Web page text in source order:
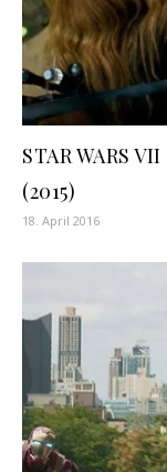
STAR WARS
(2015)
18. April 2016